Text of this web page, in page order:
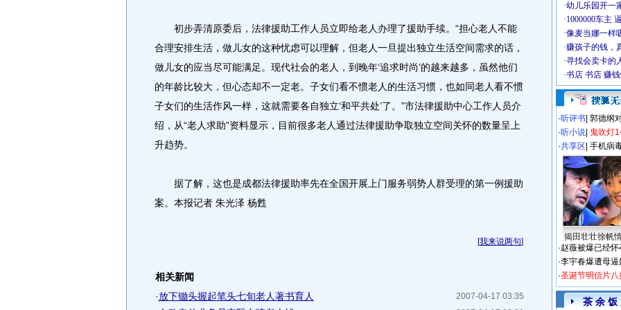
初步弄清原委后，法律援助工作人员立即给老人办理了援助手续。“担心老人不能
合理安排生活，做儿女的这种忧虑可以理解，但老人一旦提出独立生活空间需求的话，
做儿女的应当尽可能满足。现代社会的老人，到晚年‘追求时尚’的越来越多，虽然他们
的年龄比较大，但心态却不一定老。子女们看不惯老人的生活习惯，也如同老人看不惯
子女们的生活作风一样，这就需要各自独立‘和平共处’了。”市法律援助中心工作人员介
绍，从“老人求助”资料显示，目前很多老人通过法律援助争取独立空间关怀的数量呈上
升趋势。
据了解，这也是成都法律援助率先在全国开展上门服务弱势人群受理的第一例援助
案。本报记者 朱光泽 杨甦
[我来说两句]
相关新闻
2007-04-17 03:35
·放下锄头握起笔头七旬老人著书育人
·听评书 郭德纲
·听小说 鬼吹灯
·共享区 手机病
揭田壮壮徐帆
·赵薇被爆已经怀
·李宇春爆遭母逼
·圣诞节明信片八
茶 余 饭